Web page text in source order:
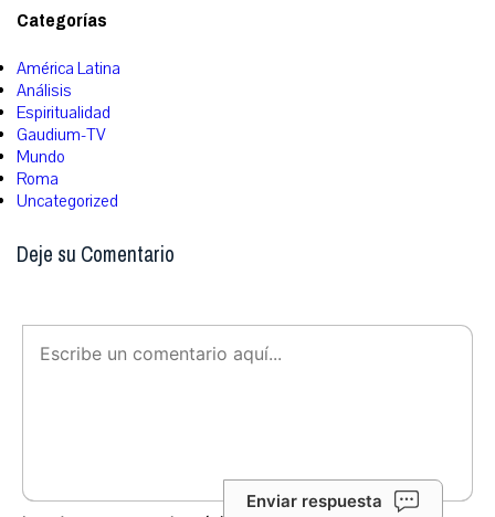
Categorías
América Latina
Análisis
Espiritualidad
Gaudium-TV
Mundo
Roma
Uncategorized
Deje su Comentario
Enviar respuesta